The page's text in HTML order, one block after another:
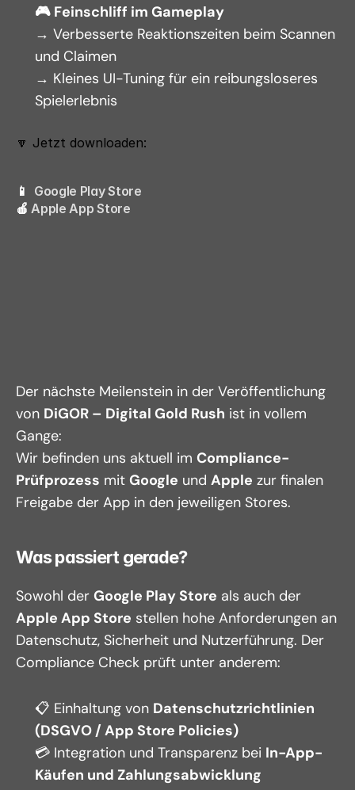
🎮 Feinschliff im Gameplay
→ Verbesserte Reaktionszeiten beim Scannen
und Claimen
→ Kleines UI-Tuning für ein reibungsloseres
Spielerlebnis
🔽 Jetzt downloaden:
📱 Google Play Store
🍎 Apple App Store
Der nächste Meilenstein in der Veröffentlichung
von DiGOR – Digital Gold Rush ist in vollem
Gange:
Wir befinden uns aktuell im Compliance-
Prüfprozess mit Google und Apple zur finalen
Freigabe der App in den jeweiligen Stores.
Was passiert gerade?
Sowohl der Google Play Store
Apple App Store stellen hohe Anforderungen an
Datenschutz, Sicherheit und Nutzerführung. Der
Compliance Check prüft unter anderem:
📋 Einhaltung von Datenschutzrichtlinien
(DSGVO / App Store Policies)
💳 Integration und Transparenz bei In-App-
Käufen und Zahlungsabwicklung